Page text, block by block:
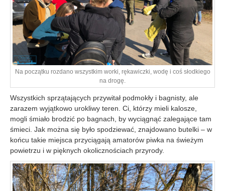
Na początku rozdano wszystkim worki, rękawiczki, wodę i coś słodkiego
na drogę.
Wszystkich sprzątających przywitał podmokły i bagnisty, ale
zarazem wyjątkowo urokliwy teren. Ci, którzy mieli kalosze,
mogli śmiało brodzić po bagnach, by wyciągnąć zalegające tam
śmieci. Jak można się było spodziewać, znajdowano butelki – w
końcu takie miejsca przyciągają amatorów piwka na świeżym
powietrzu i w pięknych okolicznościach przyrody.